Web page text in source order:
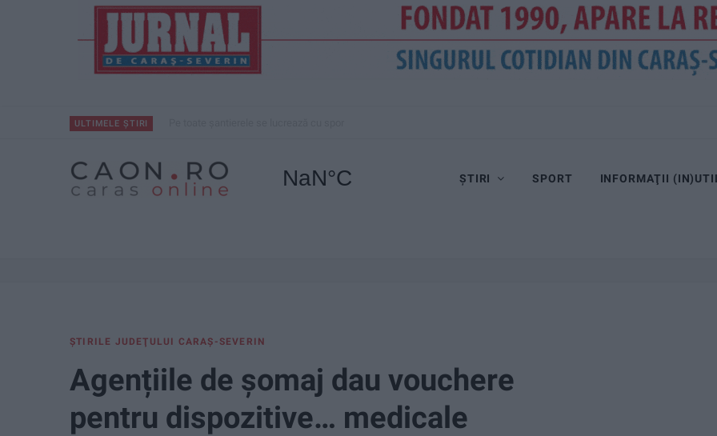
ULTIMELE ȘTIRI
ȘTIRI SPORT INFORMAŢII
ŞTIRILE JUDEŢULUI CARAŞ-SEVERIN
Agențiile de șomaj dau vouchere
pentru dispozitive… medicale